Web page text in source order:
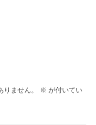
ません。 ※ が付いてい